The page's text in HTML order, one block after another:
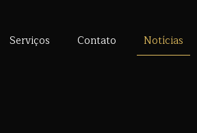
Serviços Contato Notícias